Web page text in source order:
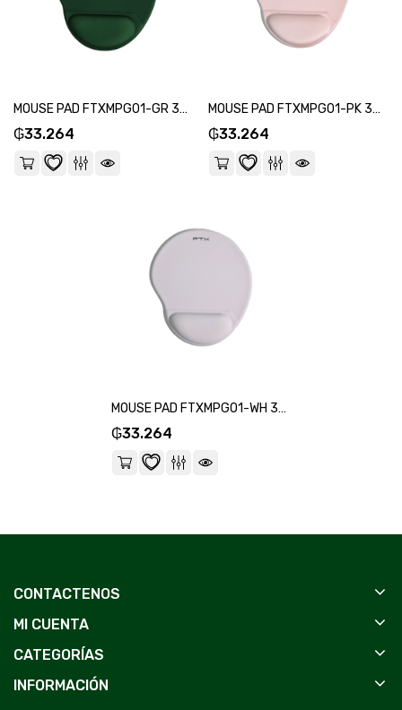
MOUSE PAD FTXMPG01-GR 31X27CM CON APOYO DE MUÑECA EN GEL VERDE-SKU:124355
₲33.264
MOUSE PAD FTXMPG01-PK 31X27CM CON APOYO DE MUÑECA EN GEL ROSA-SKU:124317
₲33.264
MOUSE PAD FTXMPG01-WH 31X27CM CON APOYO DE MUÑECA EN GEL BLANCO-SKU:124362
₲33.264
CONTACTENOS
MI CUENTA
CATEGORÍAS
INFORMACIÓN